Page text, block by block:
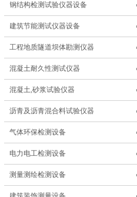
钢结构检测试验仪器设备
建筑节能测试仪器设备
工程地质隧道坝体勘测仪器
混凝土耐久性测试仪器
混凝土,砂浆试验仪器
沥青及沥青混合料试验仪器
气体环保检测设备
电力电工检测设备
测量测绘检测设备